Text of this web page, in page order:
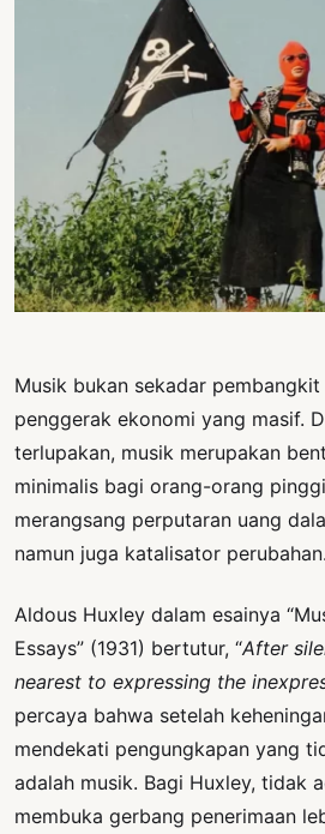
Musik bukan sekadar
penggerak ekonomi yang masif.
terlupakan, musik merupakan
minimalis bagi orang-orang
merangsang perputaran uang
namun juga katalisator perubahan.
Aldous Huxley dalam esainya
Essays” (1931) bertutur, “After
nearest to expressing the
percaya bahwa setelah
mendekati pengungkapan yang
adalah musik. Bagi Huxley, tidak
membuka gerbang penerimaan